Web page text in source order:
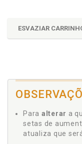
ESVAZIAR
Para alterar a
setas de
atualiza que